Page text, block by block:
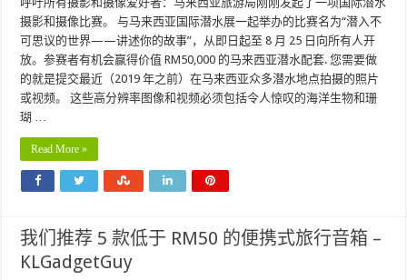
摄影和摄像比赛。 与马来西亚国际潜水展一起举办的比赛名为“潜入不
可思议的世界——讲述你的故事”，从即日起至 8 月 25 日向所有人开
放。参赛者有机会赢得价值 RM50,000 的马来西亚潜水配套. 您需要做
的就是提交最近（2019 年之前）在马来西亚众多潜水地点拍摄的照片
或视频。 这些高分辨率图像和视频必须包括令人惊叹的海洋生物和珊
瑚 …
Read More »
我们推荐 5 款低于 RM50 的便携式旅行音箱 –
KLGadgetGuy